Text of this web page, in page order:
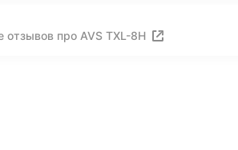
отзывов про AVS TXL-8H